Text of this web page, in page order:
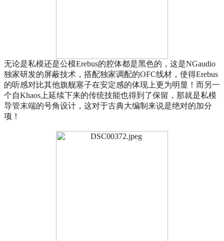
无论是私模还是公模Erebus的腔体都是黑色的，这是NGaudio
独家研发的屏蔽技术，搭配独家调配的OFC线材，使得Erebus
的听感对比其他旗舰塞子在安定感的体现上更为明显！而另一
个自Khaos上延续下来的传统技能也得到了保留，那就是私模
导管末端的号角设计，这对于古典大编制来说是绝对的加分
项！